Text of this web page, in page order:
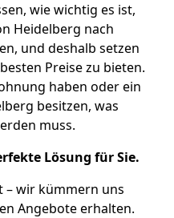
wie wichtig es ist,
Heidelberg nach
und deshalb setzen
Preise zu bieten.
haben oder ein
besitzen, was
muss.
Lösung für Sie.
– wir kümmern uns
Angebote erhalten.